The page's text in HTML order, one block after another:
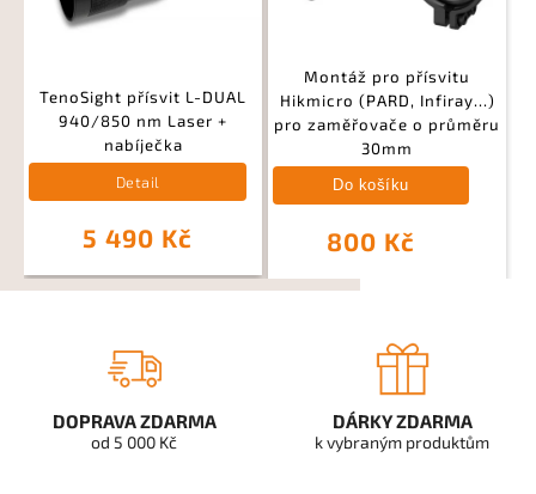
TenoSight přísvit L-DUAL
940/850 nm Laser +
nabíječka
5 490 Kč
Detail
Montáž pro přísvitu
Hikmicro (PARD, Infiray...)
pro zaměřovače o průměru
30mm
800 Kč
Do košíku
DOPRAVA ZDARMA
od 5 000 Kč
DÁRKY ZDARMA
k vybraným produktům